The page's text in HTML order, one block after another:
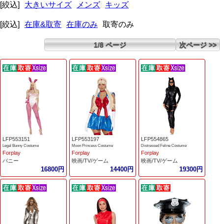
[絞込]
大きいサイズ メンズ キッズ
[絞込] 在庫&取寄 在庫のみ 取寄のみ
1/8 ページ 次ページ >>
LFP553151
Legal Bunny Costume
Forplay
バニー
16800円
LFP553197
Moon Princess Costume
Forplay
映画/TV/ゲーム
14400円
LFP554865
Distressed Feline Costume
Forplay
映画/TV/ゲーム
19300円